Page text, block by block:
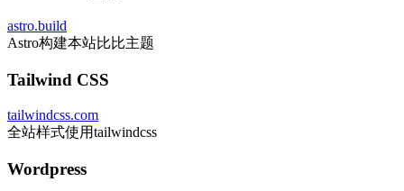
astro.build
Astro构建本站比比主题
Tailwind CSS
tailwindcss.com
全站样式使用tailwindcss
Wordpress